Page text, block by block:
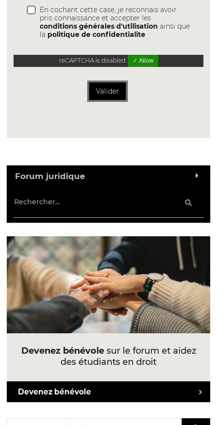
En cochant cette case, je reconnais avoir
pris connaissance et accepter les
conditions générales d'utilisation ainsi que
la politique de confidentialite
reCAPTCHA is disabled. ✓ Allow
Valider
Forum juridique
Devenez bénévolesur le forum et aidez
des étudiants en droit
Devenez bénévole